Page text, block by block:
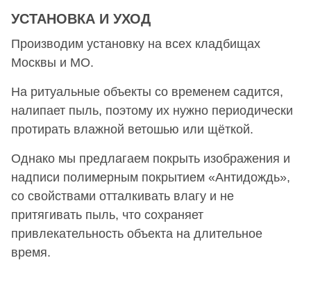
УСТАНОВКА И УХОД
Производим установку на всех кладбищах
Москвы и МО.
На ритуальные объекты со временем садится,
налипает пыль, поэтому их нужно периодически
протирать влажной ветошью или щёткой.
Однако мы предлагаем покрыть изображения и
надписи полимерным покрытием «Антидождь»,
со свойствами отталкивать влагу и не
притягивать пыль, что сохраняет
привлекательность объекта на длительное
время.